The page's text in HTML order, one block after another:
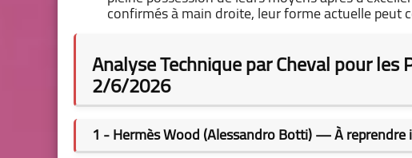
confirmés à main droite, leur forme actuelle peut
Analyse Technique par Cheval pour
2/6/2026
1 - Hermès Wood (Alessandro Botti) — À